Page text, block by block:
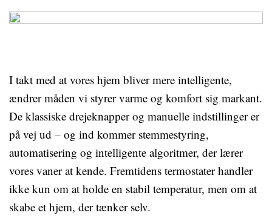
I takt med at vores hjem bliver mere intelligente,
ændrer måden vi styrer varme og komfort sig markant.
De klassiske drejeknapper og manuelle indstillinger er
på vej ud – og ind kommer stemmestyring,
automatisering og intelligente algoritmer, der lærer
vores vaner at kende. Fremtidens termostater handler
ikke kun om at holde en stabil temperatur, men om at
skabe et hjem, der tænker selv.